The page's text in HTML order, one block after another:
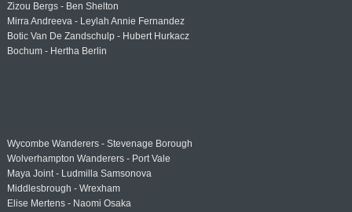
Zizou Bergs - Ben Shelton
Mirra Andreeva - Leylah Annie Fernandez
Botic Van De Zandschulp - Hubert Hurkacz
Bochum - Hertha Berlin
Wycombe Wanderers - Stevenage Borough
Wolverhampton Wanderers - Port Vale
Maya Joint - Ludmilla Samsonova
Middlesbrough - Wrexham
Elise Mertens - Naomi Osaka